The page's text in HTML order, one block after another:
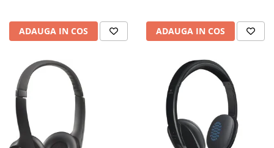
Imprimante 3D
Televizoare & accesorii
Multiboard & Accessorii
Multimedia
Foto & Video
ADAUGA IN COS ADAUGA IN COS